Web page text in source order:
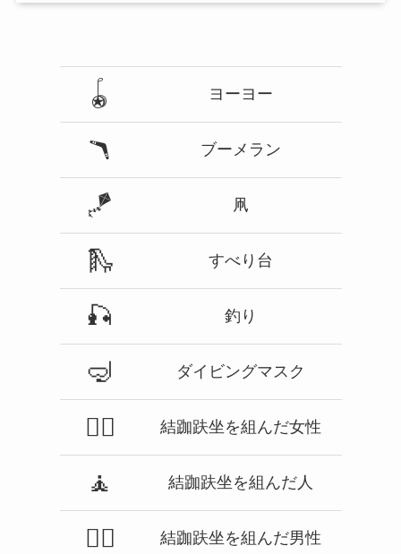
🪀 ヨーヨー
🪃 ブーメラン
🪁 凧
🛝 すべり台
🎣 釣り
🤿 ダイビングマスク
🧘‍♀️ 結跏趺坐を組んだ女性
🧘 結跏趺坐を組んだ人
🧘‍♂️ 結跏趺坐を組んだ男性